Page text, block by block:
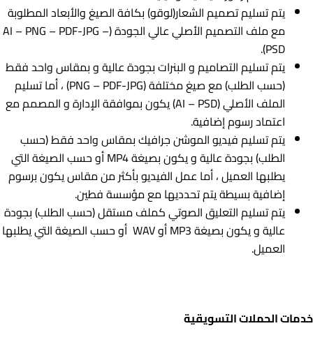
يتم تسليم تصميم الشعار(لوقو) بكافة الصيغ والأبعاد المطلوبة
مع ملف التصميم الأصلي عالي الجودة (AI – PNG – PDF-JPG –
PSD).
يتم تسليم التصاميم و البنرات بجودة عالية و بمقاس واحد فقط
(حسب الطلب) مع صيغ مختلفة (PNG – PDF-JPG) ، أما تسليم
الملف الأصلي (AI – PSD) يكون بموافقة الإدارة و المصمم مع
اعتماد رسوم إضافية.
يتم تسليم فيديو الموشن جرافيك بمقاس واحد فقط (حسب
الطلب) بجودة عالية و يكون بصيغة MP4 أو حسب الصيغة التي
يطلبها العميل ، أما عمل الفيديو بأكثر من مقاس يكون برسوم
إضافية بسيطة يتم تحدديها مع مؤسسة فطين.
يتم تسليم التعليق الصوتي كملف مستقل (حسب الطلب) بجودة
عالية و يكون بصيغة MP3 أو WAV أو حسب الصيغة التي يطلبها
العميل.
خدمات الحملات التسويقية